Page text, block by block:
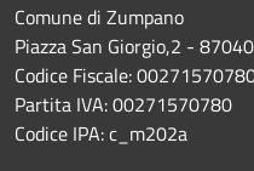
Comune di Zumpano
Piazza San Giorgio,2 -
Codice Fiscale:
Partita IVA: 00271570780
Codice IPA: c_m202a